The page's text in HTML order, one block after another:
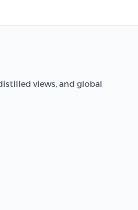
views, and global